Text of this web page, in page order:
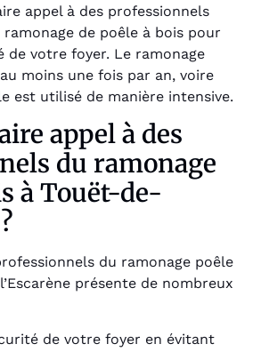
appel à des professionnels
ramonage de poêle à bois pour
de votre foyer. Le ramonage
moins une fois par an, voire
est utilisé de manière intensive.
appel à des
du ramonage
à Touët-de-
du ramonage poêle
présente de nombreux
de votre foyer en évitant